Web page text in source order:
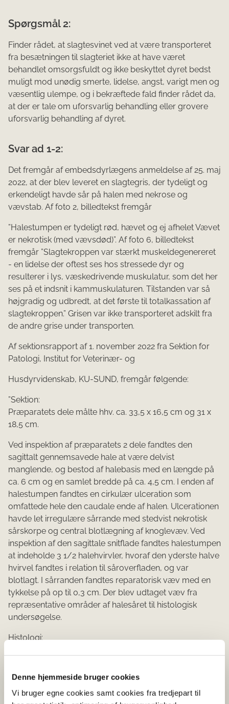
Denne hjemmeside bruger cookies
Vi bruger egne cookies samt cookies fra tredjepart til
Spørgsmål 2:
Finder rådet, at slagtesvinet ved at være transporteret
fra besætningen til slagteriet ikke at have væ­ret
behandlet omsorgsfuldt og ikke beskyttet dyret bedst
muligt mod unødig smerte, lidelse, angst, varigt men og
væsentlig ulempe, og i bekræftede fald finder rådet da,
at der er tale om uforsvarlig behandling eller grovere
uforsvarlig behandling af dyret.
Svar ad 1-2:
Det fremgår af embedsdyrlægens anmeldelse af 25. maj
2022, at der blev leveret en slagtegris, der tydeligt og
erkendeligt havde sår på halen med nekrose og
vævstab. Af foto 2, billedtekst fremgår
”Halestumpen er tydeligt rød, hævet og ej afhelet Vævet
er nekrotisk (med vævsdød)”. Af foto 6, billedtekst
fremgår ”Slagtekroppen var stærkt muskeldegenereret
- en lidelse der oftest ses hos stressede dyr og
resulterer i lys, væskedrivende muskulatur, som det her
ses på et indsnit i kammuskulaturen. Tilstanden var så
højgradig og udbredt, at det første til totalkassation af
slagtekroppen.” Grisen var ikke transporteret adskilt fra
de andre grise under transporten.
Af sektionsrapport af 1. november 2022 fra Sektion for
Patologi, Institut for Veterinær- og
Husdyrvidenskab, KU-SUND, fremgår følgende:
”Sektion:
Præparatets dele målte hhv. ca. 33,5 x 16,5 cm og 31 x
18,5 cm.
Ved inspektion af præparatets 2 dele fandtes den
sagittalt gennemsavede hale at være delvist
manglende, og bestod af halebasis med en længde på
ca. 6 cm og en samlet bredde på ca. 4,5 cm. I enden af
halestumpen fandtes en cirkulær ulceration som
omfattede hele den caudale ende af halen. Ulcerationen
havde let irregulære sårrande med stedvist nekrotisk
sårskorpe og central blotlægning af knoglevæv. Ved
inspektion af den sagittale snitflade fandtes halestumpen
at indeholde 3 1/2 halehvirvler, hvoraf den yderste halve
hvirvel fandtes i relation til såroverfladen, og var
blotlagt. I sårranden fandtes reparatorisk væv med en
tykkelse på op til 0,3 cm. Der blev udtaget væv fra
repræsentative områder af halesåret til histologisk
undersøgelse.
Histologi:
infiltration domineret af delvist henfaldne neutrofile
trombose, proliferation af fibroblaster og angiogenese